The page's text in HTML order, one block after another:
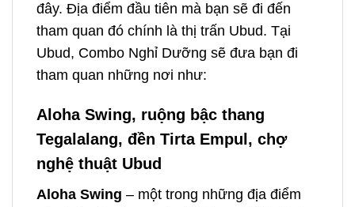
đây. Địa điểm đầu tiên mà bạn sẽ đi đến
tham quan đó chính là thị trấn Ubud. Tại
Ubud, Combo Nghỉ Dưỡng sẽ đưa bạn đi
tham quan những nơi như:
Aloha Swing, ruộng bậc thang
Tegalalang, đền Tirta Empul, chợ
nghệ thuật Ubud
Aloha Swing – một trong những địa điểm